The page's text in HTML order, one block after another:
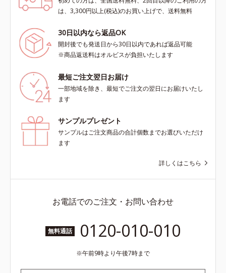
は、3,300円以上(税込)のお買い上げで、送料無料
30日以内なら返品OK
開封後でも発送日から30日以内であれば返品可能
※商品返送料はオルビスが負担いたします
最短ご注文翌日お届け
一部地域を除き、最短でご注文の翌日にお届けいたし
ます
サンプルプレゼント
サンプルはご注文商品の合計個数までお選びいただけ
ます
詳しくはこちら
お電話でのご注文・お問い合わせ
無料通話 0120-010-010
午前9時より午後7時まで